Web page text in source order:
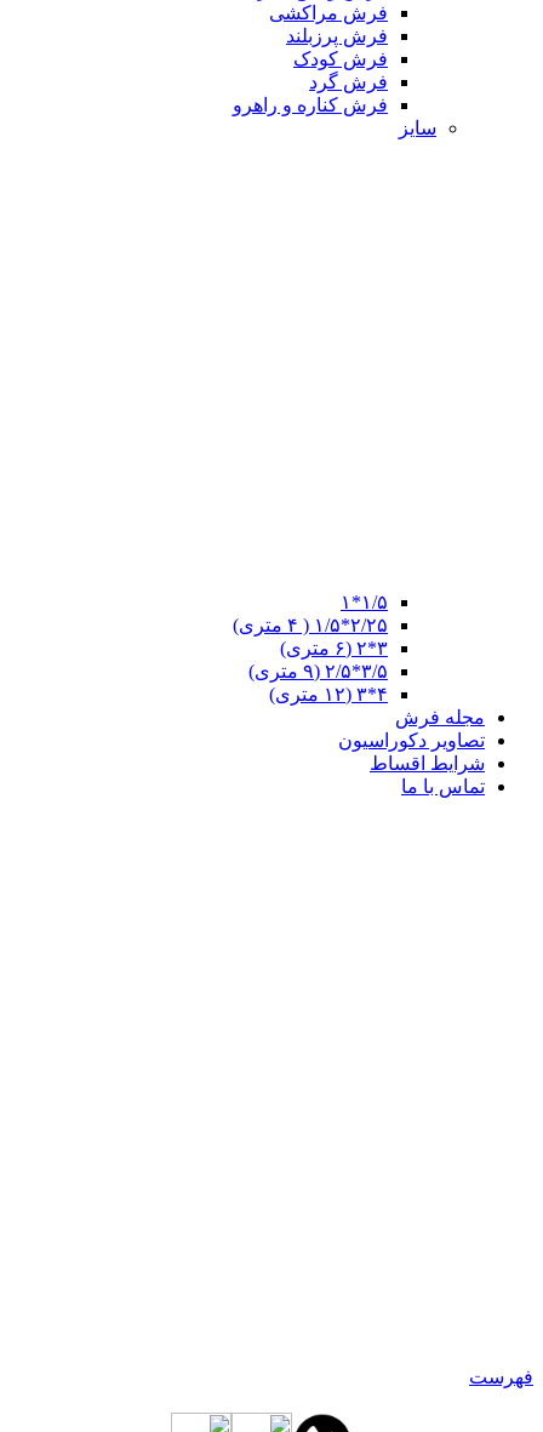
فرش مراکشی
فرش پرزبلند
فرش کودک
فرش گرد
فرش کناره و راهرو
سایز
۱/۵*۱
۲/۲۵*۱/۵ ( ۴ متری)
۳*۲ (۶ متری)
۳/۵*۲/۵ (۹ متری)
مجله فرش
تصاویر دکوراسیون
شرایط اقساط
تماس با ما
فهرست